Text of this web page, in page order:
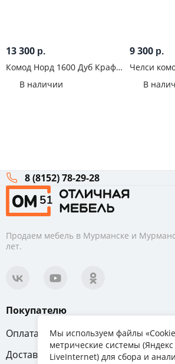
13 300 р.
Комод Норд 1600 Дуб Крафт
В наличии
9 300 р.
Челси
В
8 (8152) 78-29-28
Продаем мебель в Мурманске и
лет.
Покупателю
Оплата
Вопрос-
Доставка
Обмен и
Мы используем файлы
метрические системы
LiveInternet) для сбора и